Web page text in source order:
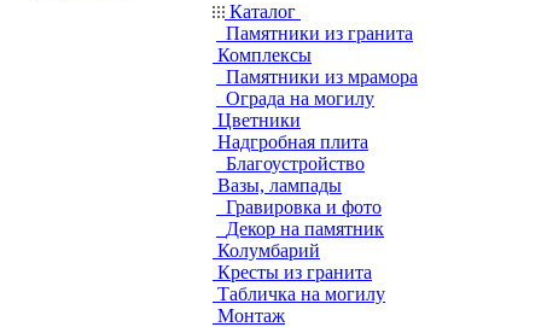
Каталог
Памятники из гранита
Комплексы
Памятники из мрамора
Ограда на могилу
Цветники
Надгробная плита
Благоустройство
Вазы, лампады
Гравировка и фото
Декор на памятник
Колумбарий
Кресты из гранита
Табличка на могилу
Монтаж